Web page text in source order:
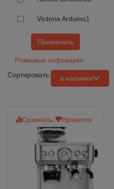
Victoria Arduino1
Применить
Рожковые кофеварки
Сортировать:
в наличии
Сравнить Нравится